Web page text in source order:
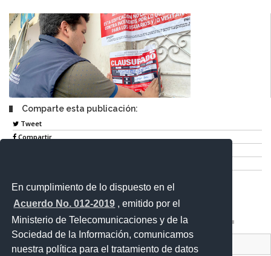
En cumplimiento de lo dispuesto en el
Acuerdo No. 012-2019 , emitido por el
Ministerio de Telecomunicaciones y de la
Sociedad de la Información, comunicamos
nuestra política para el tratamiento de datos
Comparte esta publicación:
Tweet
Compartir
Entérate
Contacto Ciudadano Digital